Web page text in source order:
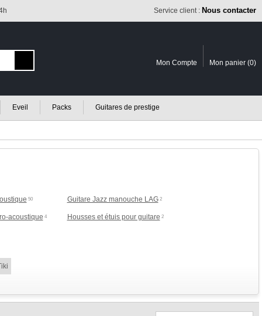
Service client : Nous contacter
Mon Compte Mon panier (0)
Eveil Packs Guitares de prestige
50 Guitare Jazz manouche LAG2
acoustique 4 Housses et étuis pour guitare 2